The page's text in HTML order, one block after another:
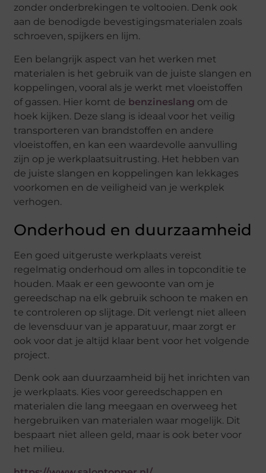
zonder onderbrekingen te voltooien. Denk ook
aan de benodigde bevestigingsmaterialen zoals
schroeven, spijkers en lijm.
Een belangrijk aspect van het werken met
materialen is het gebruik van de juiste slangen en
koppelingen, vooral als je werkt met vloeistoffen
of gassen. Hier komt de benzineslang om de
hoek kijken. Deze slang is ideaal voor het veilig
transporteren van brandstoffen en andere
vloeistoffen, en kan een waardevolle aanvulling
zijn op je werkplaatsuitrusting. Het hebben van
de juiste slangen en koppelingen kan lekkages
voorkomen en de veiligheid van je werkplek
verhogen.
Onderhoud en duurzaamheid
Een goed uitgeruste werkplaats vereist
regelmatig onderhoud om alles in topconditie te
houden. Maak er een gewoonte van om je
gereedschap na elk gebruik schoon te maken en
te controleren op slijtage. Dit verlengt niet alleen
de levensduur van je apparatuur, maar zorgt er
ook voor dat je altijd klaar bent voor het volgende
project.
Denk ook aan duurzaamheid bij het inrichten van
je werkplaats. Kies voor gereedschappen en
materialen die lang meegaan en overweeg het
hergebruiken van materialen waar mogelijk. Dit
bespaart niet alleen geld, maar is ook beter voor
het milieu.